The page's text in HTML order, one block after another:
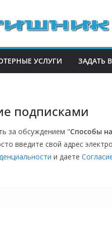
УСЛУГИ ЗАДАТЬ
подписками
за обсуждением "Способы
введите свой адрес
и даете